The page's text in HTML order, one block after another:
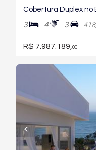
3 4 3
R$ 7.987.189, 00